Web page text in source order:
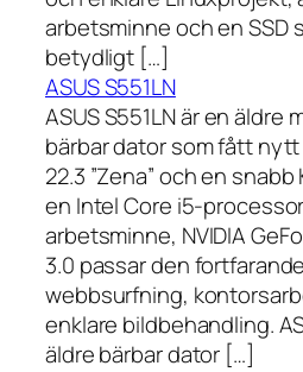
arbetsminne och en SSD
betydligt […]
ASUS S551LN
ASUS S551LN är en äldre
bärbar dator som fått
22.3 ”Zena” och en
en Intel Core i5-
arbetsminne, NVIDIA
3.0 passar den
webbsurfning,
enklare bildbehandling.
äldre bärbar dator […]